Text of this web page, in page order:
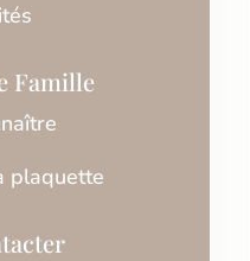
Famille
plaquette